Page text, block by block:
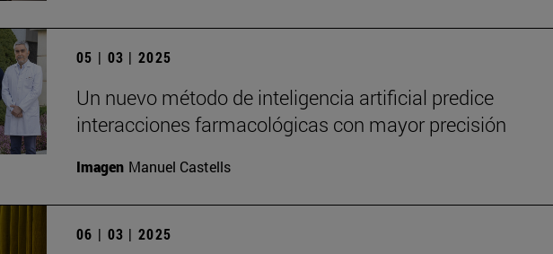
05 | 03 | 2025
Un nuevo método de inteligencia artificial predice
interacciones farmacológicas con mayor precisión
Imagen Manuel Castells
06 | 03 | 2025